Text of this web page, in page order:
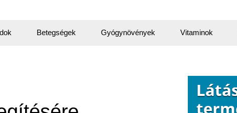
Betegségek Gyógynövények Vitaminok